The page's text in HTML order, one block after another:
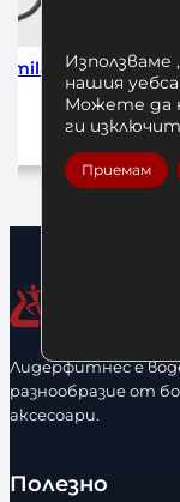
Лидерфитнес е
разнообразие от
аксесоари.
Полезно
Използваме
нашия
Можете да
ги
Приемам